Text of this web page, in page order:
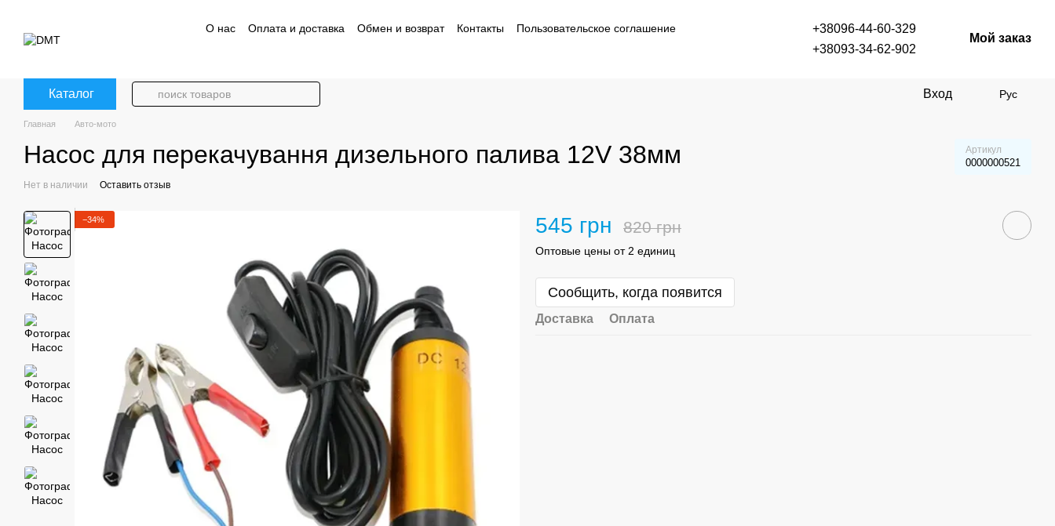
О нас
Оплата и доставка Обмен и возврат Контакты
Пользовательское соглашение
+38096-44-60-329
+38093-34-62-902
Мой заказ
Каталог Вход Рус
Главная Авто-мото
Насос для перекачування дизельного палива 12V 38мм Артикул
0000000521
Нет в наличии Оставить отзыв
−34% 545 грн 820 грн
Оптовые цены от 2 единиц
Сообщить, когда появится
Доставка Оплата